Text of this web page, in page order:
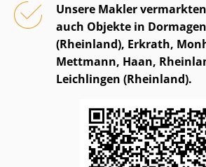
Unsere Makler
auch Objekte in
(Rheinland), Erkrath,
Mettmann, Haan,
Leichlingen (Rheinland).